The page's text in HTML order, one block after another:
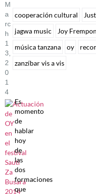
M
A
Rc
H
1
3,
2
0
1
4
Es
momento
de
hablar
hoy
de
las
dos
formaciones
que
cooperación cultural
jagwa music
Joy
música tanzana
oy
zanzíbar vis a vis